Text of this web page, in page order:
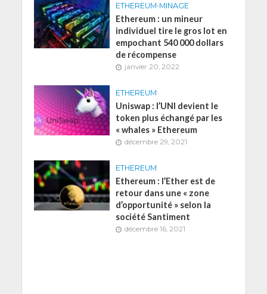
ETHEREUM•MINAGE
Ethereum : un mineur
individuel tire le gros lot en
empochant 540 000 dollars
de récompense
janvier 20, 2022
ETHEREUM
Uniswap : l’UNI devient le
token plus échangé par les
« whales » Ethereum
décembre 29, 2021
ETHEREUM
Ethereum : l’Ether est de
retour dans une « zone
d’opportunité » selon la
société Santiment
décembre 16, 2021